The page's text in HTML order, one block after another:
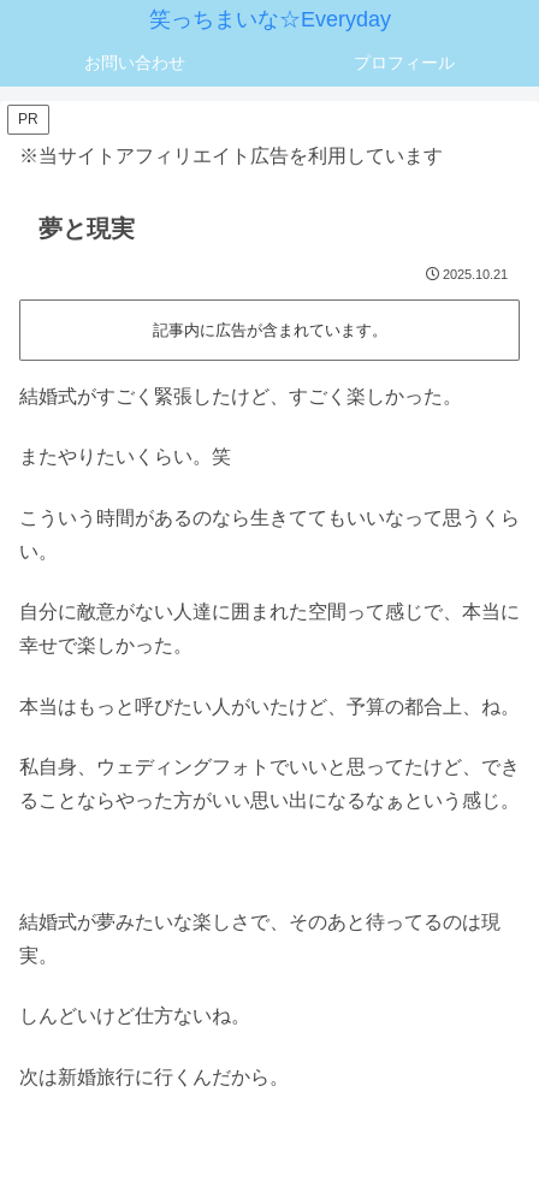
笑っちまいな☆Everyday
お問い合わせ プロフィール
PR
※当サイトアフィリエイト広告を利用しています
夢と現実
2025.10.21
記事内に広告が含まれています。
結婚式がすごく緊張したけど、すごく楽しかった。
またやりたいくらい。笑
こういう時間があるのなら生きててもいいなって思うくら
い。
自分に敵意がない人達に囲まれた空間って感じで、本当に
幸せで楽しかった。
本当はもっと呼びたい人がいたけど、予算の都合上、ね。
私自身、ウェディングフォトでいいと思ってたけど、でき
ることならやった方がいい思い出になるなぁという感じ。
結婚式が夢みたいな楽しさで、そのあと待ってるのは現
実。
しんどいけど仕方ないね。
次は新婚旅行に行くんだから。